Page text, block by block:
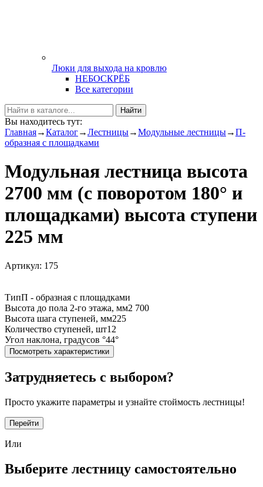
Люки для выхода на кровлю
НЕБОСКРЁБ
Все категории
Найти
Вы находитесь тут:
Главная→Каталог→Лестницы→Модульные лестницы→П-
образная с площадками
Модульная лестница высота
2700 мм (с поворотом 180° и
площадками) высота ступени
225 мм
Артикул: 175
ТипП - образная с площадками
Высота до пола 2-го этажа, мм2 700
Высота шага ступеней, мм225
Количество ступеней, шт12
Угол наклона, градусов °44°
Посмотреть характеристики
Затрудняетесь с выбором?
Просто укажите параметры и узнайте стоймость лестницы!
Перейти
Или
Выберите лестницу самостоятельно